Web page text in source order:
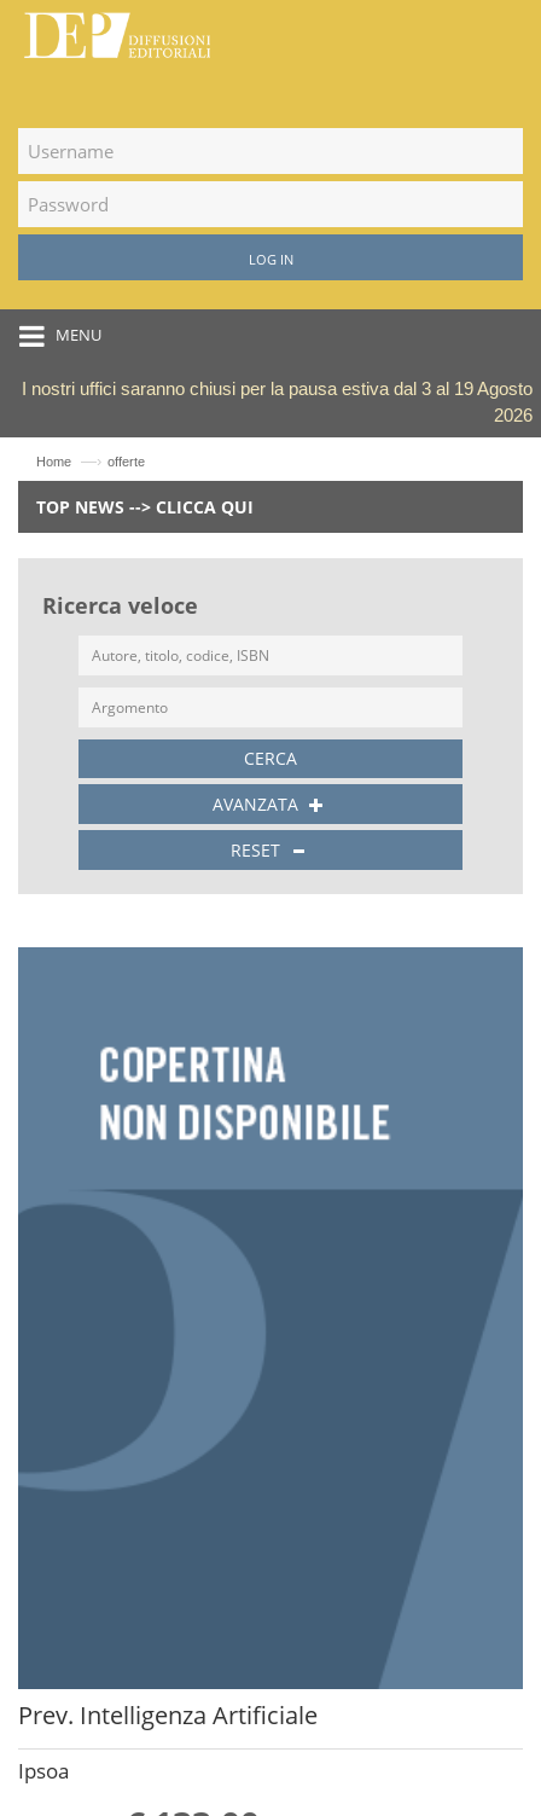
LOG IN
MENU
I nostri uffici saranno chiusi per la pausa estiva dal 3 al 19 Agosto
2026
Home —› offerte
TOP NEWS --> CLICCA QUI
Ricerca veloce
CERCA
AVANZATA
RESET
Prev. Intelligenza Artificiale
Ipsoa